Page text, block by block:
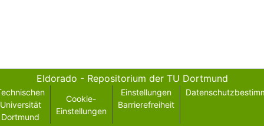
Eldorado - Repositorium der TU Dortmund
Universität
Dortmund
Cookie-
Einstellungen
Einstellungen
Barrierefreiheit